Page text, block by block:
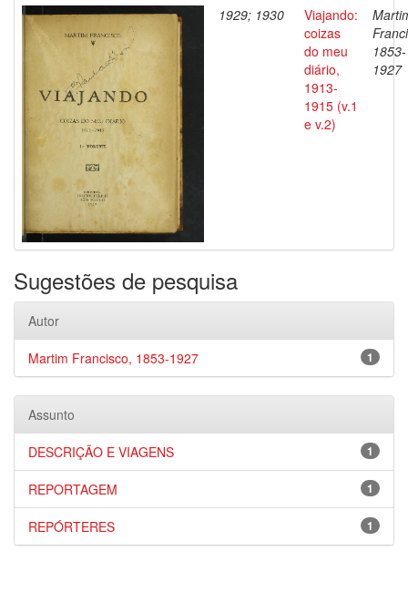
1929; 1930
Viajando:
coizas
do meu
diário,
1913-
1915 (v.1
e v.2)
1853-
1927
Sugestões de pesquisa
Autor
1
Martim Francisco, 1853-1927
Assunto
1
DESCRIÇÃO E VIAGENS
1
REPORTAGEM
1
REPÓRTERES